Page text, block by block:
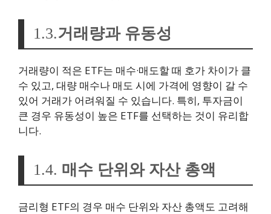
1.3.거래량과 유동성
거래량이 적은 ETF는 매수·매도할 때 호가 차이가 클
수 있고, 대량 매수나 매도 시에 가격에 영향이 갈 수
있어 거래가 어려워질 수 있습니다. 특히, 투자금이
큰 경우 유동성이 높은 ETF를 선택하는 것이 유리합
니다.
1.4. 매수 단위와 자산 총액
금리형 ETF의 경우 매수 단위와 자산 총액도 고려해